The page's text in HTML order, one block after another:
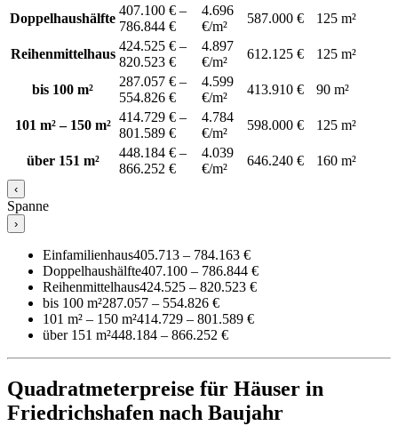
Doppelhaushälfte
407.100 € –
786.844 €
4.696
€/m²
587.000 € 125 m²
Reihenmittelhaus
424.525 € –
820.523 €
4.897
€/m²
612.125 € 125 m²
bis 100 m²
287.057 € –
554.826 €
4.599
€/m²
413.910 € 90 m²
101 m² – 150 m²
414.729 € –
801.589 €
4.784
€/m²
598.000 € 125 m²
über 151 m²
448.184 € –
866.252 €
4.039
€/m²
646.240 € 160 m²
‹
Spanne
›
Einfamilienhaus405.713 – 784.163 €
Doppelhaushälfte407.100 – 786.844 €
Reihenmittelhaus424.525 – 820.523 €
bis 100 m²287.057 – 554.826 €
101 m² – 150 m²414.729 – 801.589 €
über 151 m²448.184 – 866.252 €
Quadratmeterpreise für Häuser in
Friedrichshafen nach Baujahr